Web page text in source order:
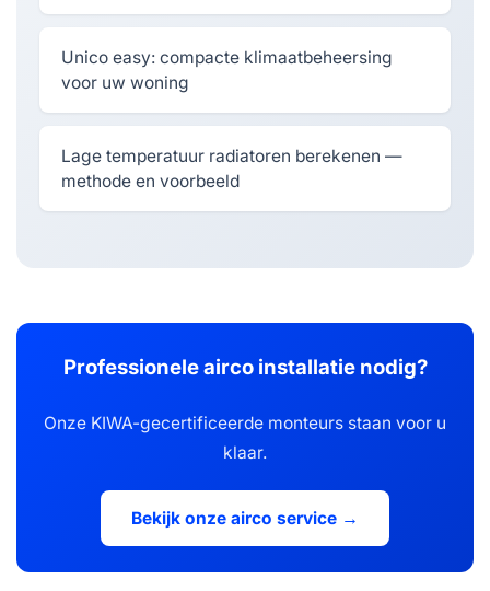
Unico easy: compacte klimaatbeheersing
voor uw woning
Lage temperatuur radiatoren berekenen —
methode en voorbeeld
Professionele airco installatie nodig?
Onze KIWA-gecertificeerde monteurs staan voor u
klaar.
Bekijk onze airco service →